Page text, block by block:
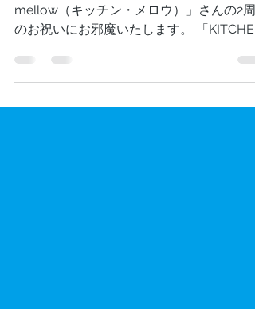
6/28(土)新潟県新潟市にある「KITCHEN
mellow（キッチン・メロウ）」さんの2周
のお祝いにお邪魔いたします。 「